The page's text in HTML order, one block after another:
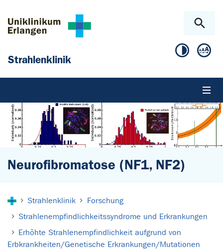
Strahlenklinik
Neurofibromatose (NF1, NF2)
Strahlenklinik
Forschung
Strahlenempfindlichkeitssyndrome und Erkrankungen
Erhöhte Strahlenempfindlichkeit aufgrund von
Erbkrankheiten/Genetische Erkrankungen/Mutationen